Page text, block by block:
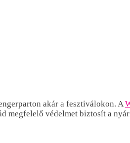
akár a fesztiválokon. A
megfelelő védelmet biztosít a